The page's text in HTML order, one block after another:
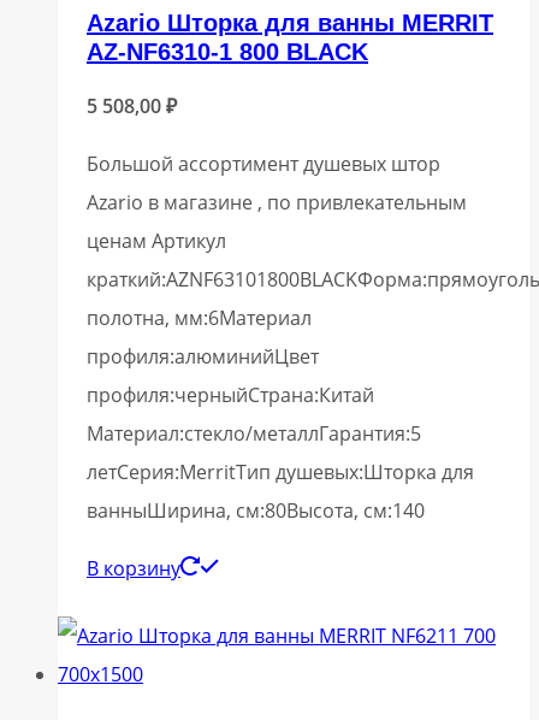
Azario Шторка для ванны MERRIT
AZ-NF6310-1 800 BLACK
5 508,00₽
Большой ассортимент душевых штор
Azario в магазине , по привлекательным
ценам Артикул
полотна, мм:6Материал
профиля:алюминийЦвет
профиля:черныйСтрана:Китай
Материал:стекло/металлГарантия:5
летСерия:MerritТип душевых:Шторка для
ванныШирина, см:80Высота, см:140
В корзину